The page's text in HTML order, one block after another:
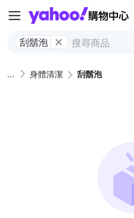
刮鬍泡
身體清潔 刮鬍泡